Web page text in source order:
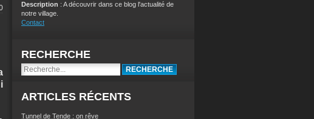
Description : A découvrir dans ce blog l'actualité de
notre village.
Contact
RECHERCHE
ARTICLES RÉCENTS
Tunnel de Tende : on rêve